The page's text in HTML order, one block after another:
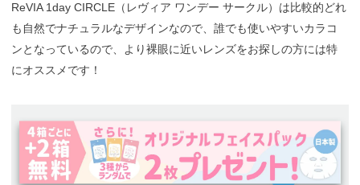
ReVIA 1day CIRCLE（レヴィア ワンデー サークル）は比較的どれ
も自然でナチュラルなデザインなので、誰でも使いやすいカラコ
ンとなっているので、より裸眼に近いレンズをお探しの方には特
にオススメです！